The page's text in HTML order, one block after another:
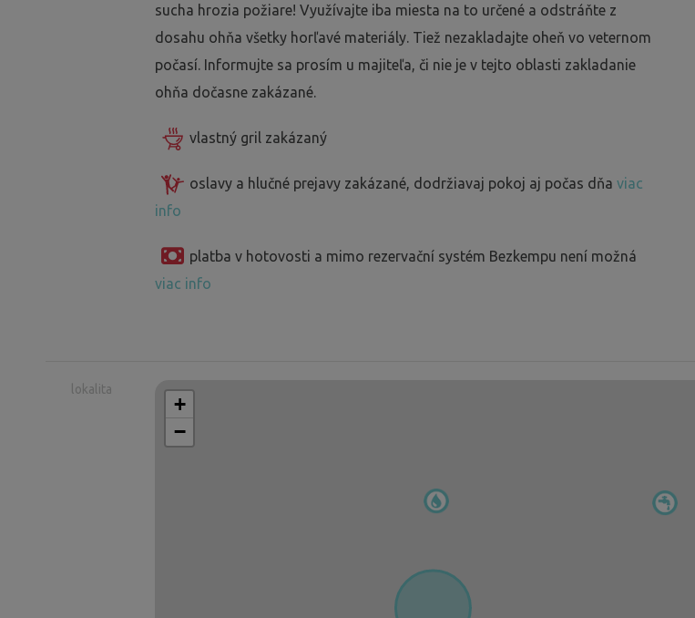
sucha hrozia požiare! Využívajte iba miesta na to určené a odstráňte z
dosahu ohňa všetky horľavé materiály. Tiež nezakladajte oheň vo veternom
počasí. Informujte sa prosím u majiteľa, či nie je v tejto oblasti zakladanie
ohňa dočasne zakázané.
vlastný gril zakázaný
oslavy a hlučné prejavy zakázané, dodržiavaj pokoj aj počas dňa viac
info
platba v hotovosti a mimo rezervační systém Bezkempu není možná
viac info
lokalita
+
−